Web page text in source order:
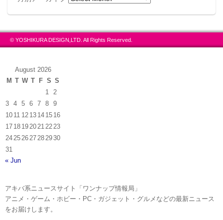
© YOSHIKURA DESIGN,LTD. All Rights Reserved.
August 2026
M T W T F S S
1
2
3
4 5 6 7 8
9
10 11 12 13 14 15 16
17 18 19 20 21 22 23
24 25 26 27 28 2930
31
« Jun
アキバ系ニュースサイト「ワンナップ情報局」
アニメ・ゲーム・ホビー・PC・ガジェット・グルメなどの最新ニュース
をお届けします。